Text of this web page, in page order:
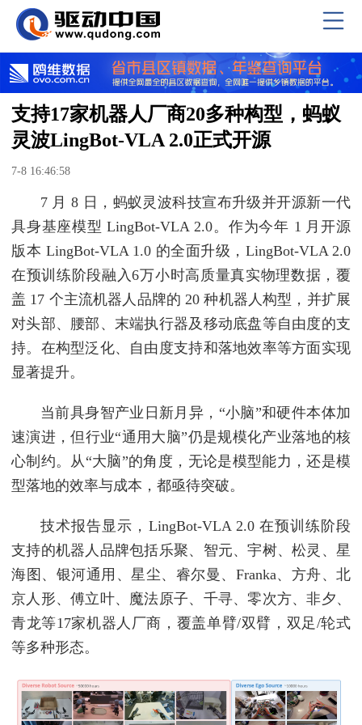
支持17家机器人厂商20多种构型，蚂蚁
灵波LingBot-VLA 2.0正式开源
7-8 16:46:58
7 月 8 日，蚂蚁灵波科技宣布升级并开源新一代
具身基座模型 LingBot-VLA 2.0。作为今年 1 月开源
版本 LingBot-VLA 1.0 的全面升级，LingBot-VLA 2.0
在预训练阶段融入6万小时高质量真实物理数据，覆
盖 17 个主流机器人品牌的 20 种机器人构型，并扩展
对头部、腰部、末端执行器及移动底盘等自由度的支
持。在构型泛化、自由度支持和落地效率等方面实现
显著提升。
当前具身智产业日新月异，“小脑”和硬件本体加
速演进，但行业“通用大脑”仍是规模化产业落地的核
心制约。从“大脑”的角度，无论是模型能力，还是模
型落地的效率与成本，都亟待突破。
技术报告显示，LingBot-VLA 2.0 在预训练阶段
支持的机器人品牌包括乐聚、智元、宇树、松灵、星
海图、银河通用、星尘、睿尔曼、Franka、方舟、北
京人形、傅立叶、魔法原子、千寻、零次方、非夕、
青龙等17家机器人厂商，覆盖单臂/双臂，双足/轮式
等多种形态。